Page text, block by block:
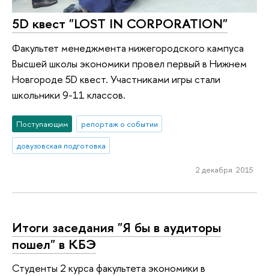
5D квест "LOST IN CORPORATION"
Факультет менеджмента нижегородского кампуса
Высшей школы экономики провел первый в Нижнем
Новгороде 5D квест. Участниками игры стали
школьники 9-11 классов.
Поступающим
репортаж о событии
довузовская подготовка
2 декабря 2015
Итоги заседания "Я бы в аудиторы
пошел" в КБЭ
Студенты 2 курса факультета экономики в